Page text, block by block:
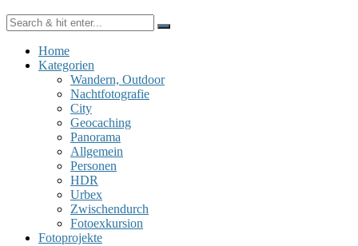
Home
Kategorien
Wandern, Outdoor
Nachtfotografie
City
Geocaching
Panorama
Allgemein
Personen
HDR
Urbex
Zwischendurch
Fotoexkursion
Fotoprojekte